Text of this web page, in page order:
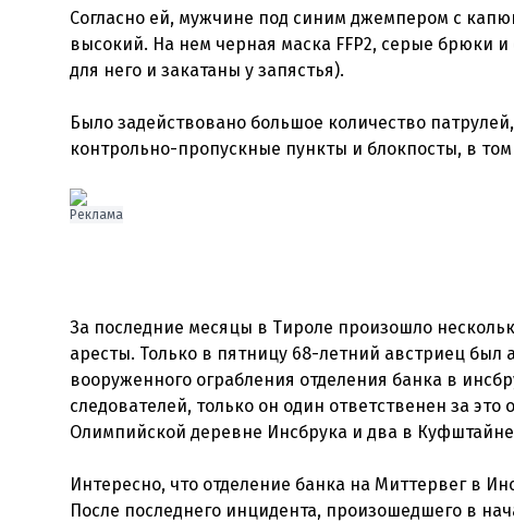
Согласно ей, мужчине под синим джемпером с
высокий. На нем черная маска FFP2, серые брюки
для него и закатаны у запястья).
Было задействовано большое количество
контрольно-пропускные пункты и блокпосты, в
Реклама
За последние месяцы в Тироле произошло
аресты. Только в пятницу 68-летний австриец был
вооруженного ограбления отделения банка в
следователей, только он один ответственен за
Олимпийской деревне Инсбрука и два в
Интересно, что отделение банка на Миттервег в
После последнего инцидента, произошедшего в